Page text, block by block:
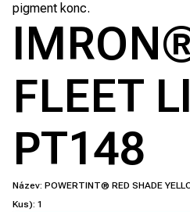
pigment konc.
FLEET
PT148
Název: POWERTINT® RED SHADE
Kus): 1